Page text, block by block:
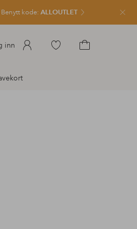
Benytt kode: ALLOUTLET Lukk
inn
Gå